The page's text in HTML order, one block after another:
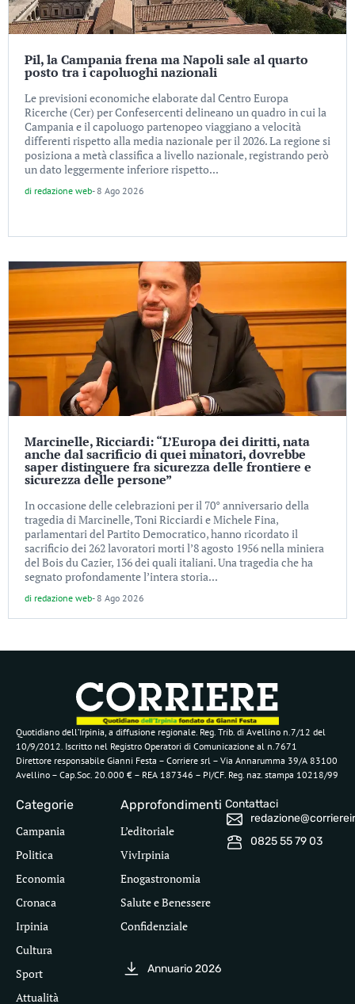
Pil, la Campania frena ma Napoli sale al quarto
posto tra i capoluoghi nazionali
Le previsioni economiche elaborate dal Centro Europa
Ricerche (Cer) per Confesercenti delineano un quadro in cui la
Campania e il capoluogo partenopeo viaggiano a velocità
differenti rispetto alla media nazionale per il 2026. La regione si
posiziona a metà classifica a livello nazionale, registrando però
un dato leggermente inferiore rispetto...
di redazione web- 8 Ago 2026
Marcinelle, Ricciardi: “L’Europa dei diritti, nata
anche dal sacrificio di quei minatori, dovrebbe
saper distinguere fra sicurezza delle frontiere e
sicurezza delle persone”
In occasione delle celebrazioni per il 70° anniversario della
tragedia di Marcinelle, Toni Ricciardi e Michele Fina,
parlamentari del Partito Democratico, hanno ricordato il
sacrificio dei 262 lavoratori morti l’8 agosto 1956 nella miniera
del Bois du Cazier, 136 dei quali italiani. Una tragedia che ha
segnato profondamente l’intera storia...
di redazione web- 8 Ago 2026
Quotidiano dell’Irpinia, a diffusione regionale. Reg. Trib. di Avellino n.7/12 del
10/9/2012. Iscritto nel Registro Operatori di Comunicazione al n.7671
Direttore responsabile Gianni Festa – Corriere srl – Via Annarumma 39/A 83100
Avellino – Cap.Soc. 20.000 € – REA 187346 – PI/CF. Reg. naz. stampa 10218/99
Categorie
Campania
Politica
Economia
Cronaca
Irpinia
Cultura
Sport
Attualità
Approfondimenti
L’editoriale
VivIrpinia
Enogastronomia
Salute e Benessere
Confidenziale
Annuario 2026
Contattaci
0825 55 79 03